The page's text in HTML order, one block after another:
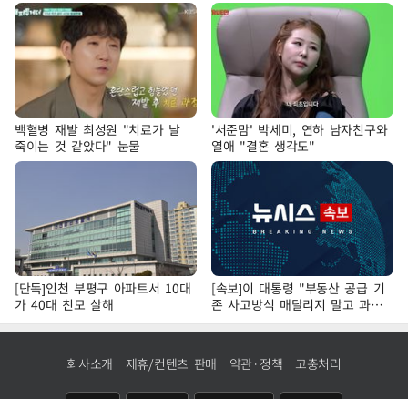
백혈병 재발 최성원 "치료가 날
죽이는 것 같았다" 눈물
'서준맘' 박세미, 연하 남자친구와
열애 "결혼 생각도"
[단독]인천 부평구 아파트서 10대
가 40대 친모 살해
[속보]이 대통령 "부동산 공급 기
존 사고방식 매달리지 말고 과감
히 실천"
회사소개 제휴/컨텐츠 판매 약관·정책 고충처리